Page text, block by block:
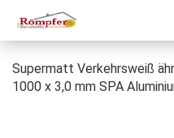
Supermatt Verkehrsweiß
1000 x 3,0 mm SPA